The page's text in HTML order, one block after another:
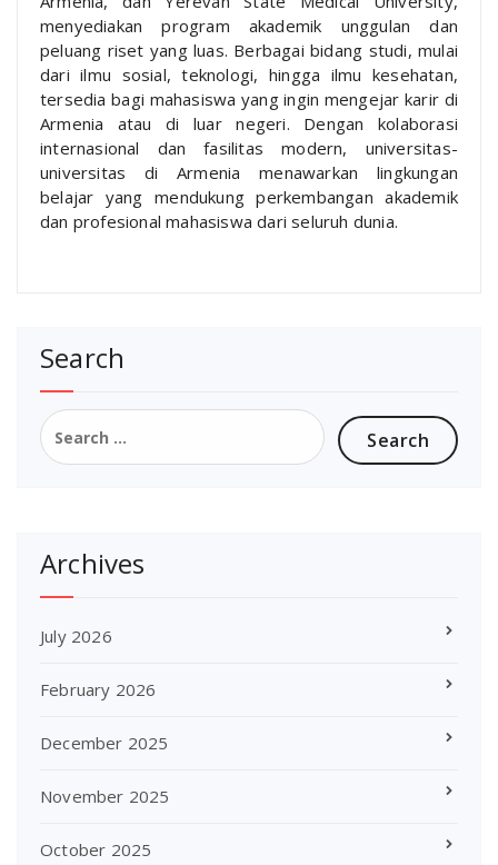
menyediakan program akademik unggulan dan
peluang riset yang luas. Berbagai bidang studi, mulai
dari ilmu sosial, teknologi, hingga ilmu kesehatan,
tersedia bagi mahasiswa yang ingin mengejar karir di
Armenia atau di luar negeri. Dengan kolaborasi
internasional dan fasilitas modern, universitas-
universitas di Armenia menawarkan lingkungan
belajar yang mendukung perkembangan akademik
dan profesional mahasiswa dari seluruh dunia.
Search
Search
for:
Archives
July 2026
February 2026
December 2025
November 2025
October 2025